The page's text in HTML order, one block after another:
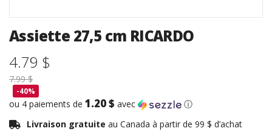
Assiette 27,5 cm RICARDO
4.79 $
7.99 $
-40%
ou 4 paiements de 1.20 $ avec
ⓘ
Livraison gratuite au Canada à partir de 99 $ d’achat